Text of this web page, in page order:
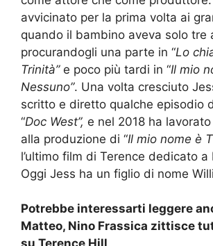
avvicinato per la prima volta ai
quando il bambino aveva solo tre
procurandogli una parte in “Lo
Trinità”e poco più tardi in “Il mio
Nessuno”. Una volta cresciuto
scritto e diretto qualche episodio
“Doc West”, e nel 2018 ha
alla produzione di “Il mio nome è
l’ultimo film di Terence dedicato a
Oggi Jess ha un figlio di nome
Potrebbe interessarti leggere
Matteo, Nino Frassica zittisce